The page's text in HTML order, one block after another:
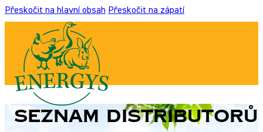
Přeskočit na hlavní obsah Přeskočit na zápatí
Seznam distributorů